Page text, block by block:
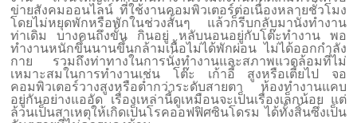
ข่ายสังคมออนไลน์ ที่ใช้งานคอมพิวเตอร์ต่อเนื่องหลายชั่วโมง
โดยไม่หยุดพักหรือพักในช่วงสั้นๆ แล้วก็รีบกลับมานั่งทำงาน
ท่าเดิม บางคนถึงขั้น กินอยู่ หลับนอนอยู่กับโต๊ะทำงาน พอ
ทำงานหนักขึ้นนานขึ้นกล้ามเนื้อไม่ได้พักผ่อน ไม่ได้ออกกำลัง
กาย รวมถึงท่าทางในการนั่งทำงานและสภาพแวดล้อมที่ไม่
เหมาะสมในการทำงานเช่น โต๊ะ เก้าอี้ สูงหรือเตี้ยไป จอ
คอมพิวเตอร์วางสูงหรือต่ำกว่าระดับสายตา ห้องทำงานแคบ
อยู่กันอย่างแออัด เรื่องเหล่านี้ดูเหมือนจะเป็นเรื่องเล็กน้อย แต่
ล้วนเป็นสาเหตุให้เกิดเป็นโรคออฟฟิศซินโดรม ได้ทั้งสิ้นซึ่งเป็น